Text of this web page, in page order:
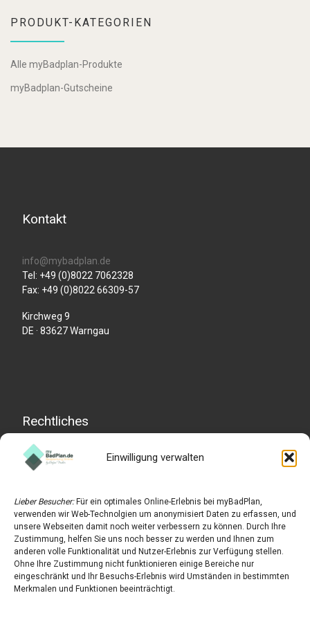
Einwilligung verwalten
Lieber Besucher:Für ein optimales Online-Erlebnis bei myBadPlan,
verwenden wir Web-Technolgien um anonymisiert Daten zu erfassen, und
unsere Webseiten damit noch weiter verbessern zu können. Durch Ihre
Zustimmung, helfen Sie uns noch besser zu werden und Ihnen zum
anderen volle Funktionalität und Nutzer-Erlebnis zur Verfügung stellen.
Ohne Ihre Zustimmung nicht funktionieren einige Bereiche nur
eingeschränkt und Ihr Besuchs-Erlebnis wird Umständen in bestimmten
Merkmalen und Funktionen beeinträchtigt.
PRODUKT-KATEGORIEN
Alle myBadplan-Produkte
myBadplan-Gutscheine
Kontakt
info@mybadplan.de
Tel: +49 (0)8022 7062328
Fax: +49 (0)8022 66309-57
Kirchweg 9
DE · 83627 Warngau
Rechtliches
Impressum
Widerrufserklärung
AGB
Cookie-Richtlinie (EU)